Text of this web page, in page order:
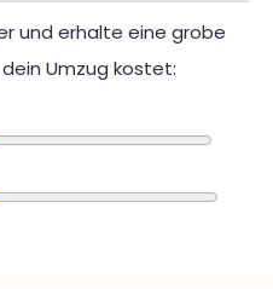
und erhalte eine grobe
Umzug kostet: